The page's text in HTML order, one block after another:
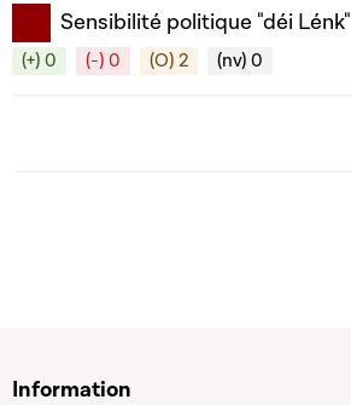
Sensibilité politique "déi Lénk"
(+) 0 (-) 0 (O) 2 (nv) 0
Information